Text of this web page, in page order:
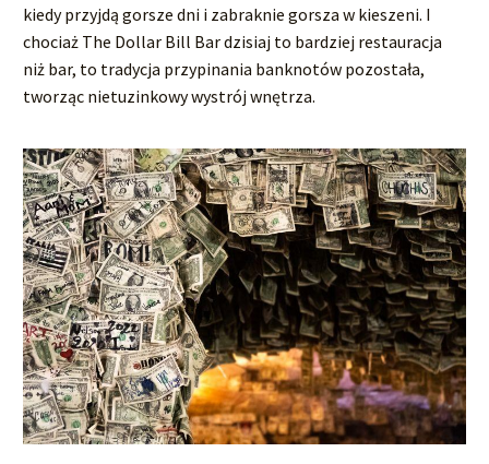
kiedy przyjdą gorsze dni i zabraknie gorsza w kieszeni. I
chociaż The Dollar Bill Bar dzisiaj to bardziej restauracja
niż bar, to tradycja przypinania banknotów pozostała,
tworząc nietuzinkowy wystrój wnętrza.